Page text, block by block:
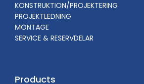
KONSTRUKTION/PROJEKTERING
PROJEKTLEDNING
MONTAGE
SERVICE & RESERVDELAR
Products